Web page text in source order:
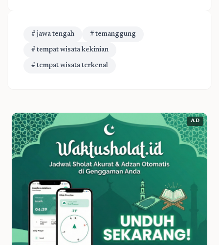
# jawa tengah # temanggung
# tempat wisata kekinian
# tempat wisata terkenal
AD